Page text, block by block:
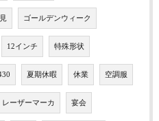
ゴールデンウィーク
12インチ 特殊形状
夏期休暇 休業 空調服
レーザーマーカ 宴会